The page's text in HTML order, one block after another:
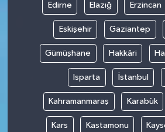
Edirne Elazığ Erzincan
Eskişehir Gaziantep
Gümüşhane Hakkâri
Isparta İstanbul
Kahramanmaraş Karabük
Kars Kastamonu